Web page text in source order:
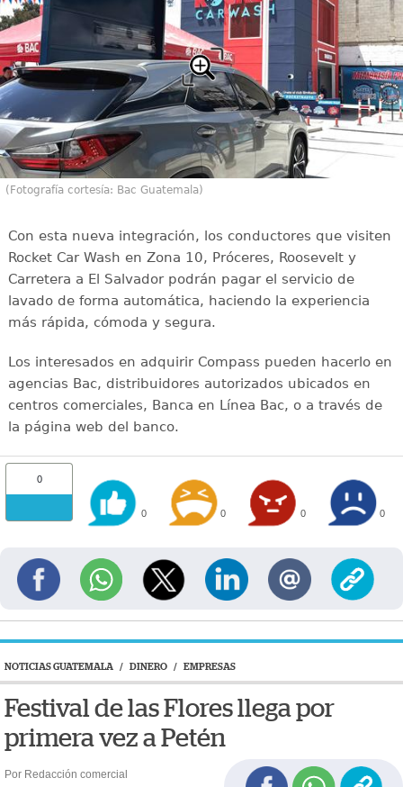
(Fotografía cortesía: Bac Guatemala)
Con esta nueva integración, los conductores que visiten
Rocket Car Wash en Zona 10, Próceres, Roosevelt y
Carretera a El Salvador podrán pagar el servicio de
lavado de forma automática, haciendo la experiencia
más rápida, cómoda y segura.
Los interesados en adquirir Compass pueden hacerlo en
agencias Bac, distribuidores autorizados ubicados en
centros comerciales, Banca en Línea Bac, o a través de
la página web del banco.
0
0 0 0 0
NOTICIAS GUATEMALA / DINERO / EMPRESAS
Festival de las Flores llega por
primera vez a Petén
Por Redacción comercial